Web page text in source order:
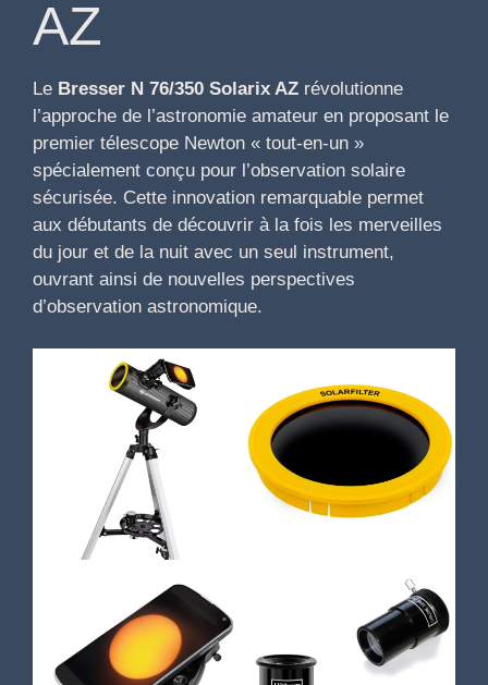
AZ
Le Bresser N 76/350 Solarix AZ révolutionne
l’approche de l’astronomie amateur en proposant le
premier télescope Newton « tout-en-un »
spécialement conçu pour l’observation solaire
sécurisée. Cette innovation remarquable permet
aux débutants de découvrir à la fois les merveilles
du jour et de la nuit avec un seul instrument,
ouvrant ainsi de nouvelles perspectives
d’observation astronomique.